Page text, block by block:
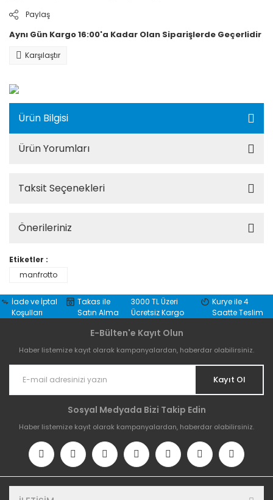
Paylaş
Aynı Gün Kargo 16:00'a Kadar Olan Siparişlerde Geçerlidir
Karşılaştır
Ürün Bilgisi
Ürün Yorumları
Taksit Seçenekleri
Önerileriniz
Etiketler :
manfrotto
İade ve İptal
Koşulları
Takas ile
Satın Alma
3000 TL Üzeri
Ücretsiz Kargo
Kurye ile 4
Saatte Teslim
E-Bülten'e Kayıt Olun
Haber listemize kayıt olarak kampanyalardan, haberdar olabilirsiniz.
Kayıt Ol
Sosyal Medyada Bizi Takip Edin
Haber listemize kayıt olarak kampanyalardan, haberdar olabilirsiniz.